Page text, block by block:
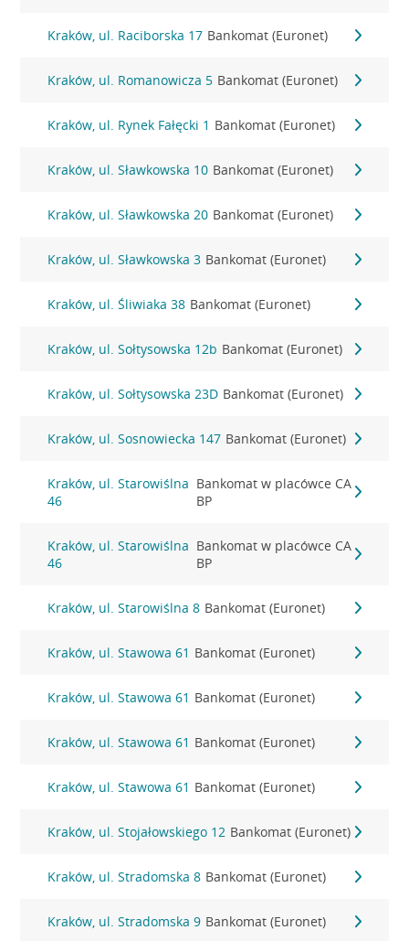
Kraków, ul. Raciborska 17 Bankomat (Euronet)
Kraków, ul. Romanowicza 5 Bankomat (Euronet)
Kraków, ul. Rynek Fałęcki 1 Bankomat (Euronet)
Kraków, ul. Sławkowska 10 Bankomat (Euronet)
Kraków, ul. Sławkowska 20 Bankomat (Euronet)
Kraków, ul. Sławkowska 3 Bankomat (Euronet)
Kraków, ul. Śliwiaka 38 Bankomat (Euronet)
Kraków, ul. Sołtysowska 12b Bankomat (Euronet)
Kraków, ul. Sołtysowska 23D Bankomat (Euronet)
Kraków, ul. Sosnowiecka 147 Bankomat (Euronet)
Kraków, ul. Starowiślna
46
Bankomat w placówce CA
BP
Kraków, ul. Starowiślna
46
Bankomat w placówce CA
BP
Kraków, ul. Starowiślna 8 Bankomat (Euronet)
Kraków, ul. Stawowa 61 Bankomat (Euronet)
Kraków, ul. Stawowa 61 Bankomat (Euronet)
Kraków, ul. Stawowa 61 Bankomat (Euronet)
Kraków, ul. Stawowa 61 Bankomat (Euronet)
Kraków, ul. Stojałowskiego 12 Bankomat (Euronet)
Kraków, ul. Stradomska 8 Bankomat (Euronet)
Kraków, ul. Stradomska 9 Bankomat (Euronet)